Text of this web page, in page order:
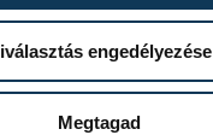
engedélyezése
Megtagad